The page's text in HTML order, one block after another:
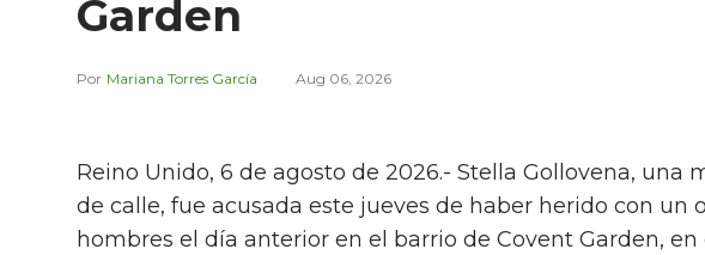
Garden
Mariana Torres García Aug 06, 2026
Reino Unido, 6 de agosto de 2026.- Stella Gollovena, una
de calle, fue acusada este jueves de haber herido con un
hombres el día anterior en el barrio de Covent Garden,